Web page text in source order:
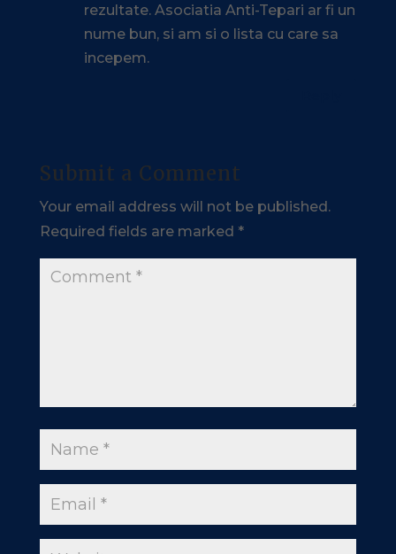
rezultate. Asociatia Anti-Tepari ar fi un
nume bun, si am si o lista cu care sa
incepem.
Submit a Comment
Your email address will not be published.
Required fields are marked *